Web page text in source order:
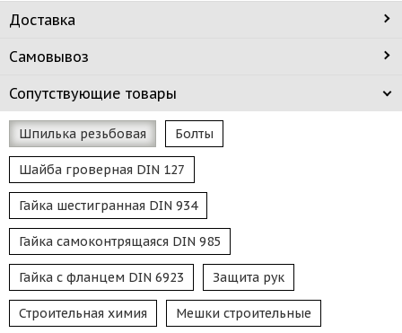
Доставка
Самовывоз
Сопутствующие товары
Шпилька резьбовая Болты
Шайба гроверная DIN 127
Гайка шестигранная DIN 934
Гайка самоконтрящаяся DIN 985
Гайка с фланцем DIN 6923 Защита рук
Строительная химия Мешки строительные